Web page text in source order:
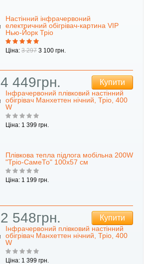
Настінний інфрачервоний
електричний обігрівач-картина VIP
Нью-Йорк Тріо
Ціна: 3 297 3 100 грн.
4 449грн. Купити
Інфрачервоний плівковий настінний
обігрівач Манхеттен нічний, Тріо, 400
W
Ціна: 1 399 грн.
Плівкова тепла підлога мобільна 200W
"Тріо-СамеТо" 100х57 см
Ціна: 1 199 грн.
2 548грн. Купити
Інфрачервоний плівковий настінний
обігрівач Манхеттен нічний, Тріо, 400
W
Ціна: 1 399 грн.